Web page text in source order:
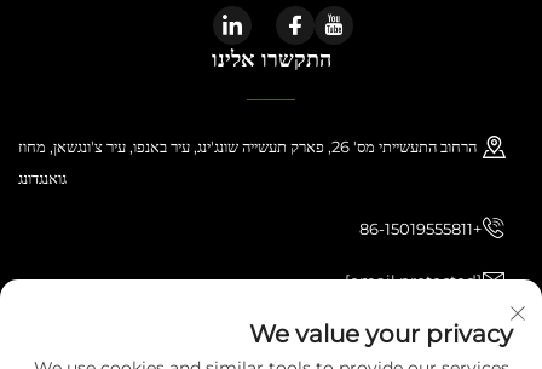
התקשרו אלינו
הרחוב התעשייתי מס' 26, פארק תעשייה שונג'ינג, עיר באנפו, עיר צ'ונגשאן, מחוז
גואנגדונג
+86-15019555811
[email protected]
We value your privacy